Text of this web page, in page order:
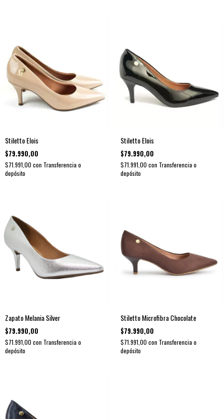
Stiletto Elois
$79.990,00
$71.991,00 con Transferencia o
depósito
Stiletto Elois
$79.990,00
$71.991,00 con Transferencia o
depósito
Zapato Melania Silver
$79.990,00
$71.991,00 con Transferencia o
depósito
Stiletto Microfibra Chocolate
$79.990,00
$71.991,00 con Transferencia o
depósito